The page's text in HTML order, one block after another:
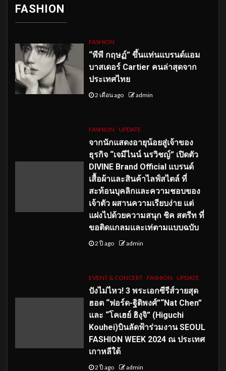
FASHION
FASHION
“พีพี กฤษฏ์” ขึ้นแท่นแบรนด์แอม
บาสเดอร์ Cartier คนล่าสุดจาก
ประเทศไทย
2 เดือน ago admin
FASHION UPDATE
จากนักแสดงอายุน้อยสู่เจ้าของ
ธุรกิจ “เจมีไนน์ นรวิชญ์” เปิดตัว
DIVINE Brand Official แบรนด์
เสื้อผ้าและสินค้าไลฟ์สไตล์ ที่
สะท้อนบุคลิกและความชอบของ
เจ้าตัว ผสานความเรียบง่าย แต่
แฝงไปด้วยความสนุก ชิค สตรีท ที่
ขอติดแกลมและเท่ตามแบบฉบับ
2 ปี ago admin
EVENT & CONCERT FASHION UPDATE
ปังไม่ไหว! 3 พระเอกซีรีส์วายสุด
ฮอต “ฟอร์ด-ฐิติพงศ์”“Nat Chen”
และ “โคเฮย์ ฮิงุจิ” (Higuchi
Kouhei)บินลัดฟ้าร่วมงาน SEOUL
FASHION WEEK 2024 ณ ประเทศ
เกาหลีใต้
2 ปี ago admin